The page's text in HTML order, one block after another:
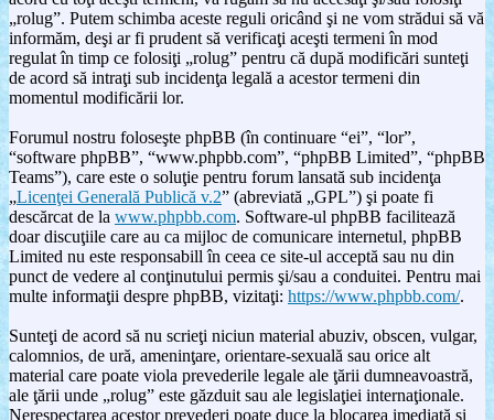
„rolug”. Putem schimba aceste reguli oricând şi ne vom strădui să vă
informăm, deşi ar fi prudent să verificaţi aceşti termeni în mod
regulat în timp ce folosiţi „rolug” pentru că după modificări sunteţi
de acord să intraţi sub incidenţa legală a acestor termeni din
momentul modificării lor.
Forumul nostru foloseşte phpBB (în continuare “ei”, “lor”,
“software phpBB”, “www.phpbb.com”, “phpBB Limited”, “phpBB
Teams”), care este o soluţie pentru forum lansată sub incidenţa
„Licenţei Generală Publică v.2” (abreviată „GPL”) şi poate fi
descărcat de la www.phpbb.com. Software-ul phpBB facilitează
doar discuţiile care au ca mijloc de comunicare internetul, phpBB
Limited nu este responsabill în ceea ce site-ul acceptă sau nu din
punct de vedere al conţinutului permis şi/sau a conduitei. Pentru mai
multe informaţii despre phpBB, vizitaţi: https://www.phpbb.com/.
Sunteţi de acord să nu scrieţi niciun material abuziv, obscen, vulgar,
calomnios, de ură, ameninţare, orientare-sexuală sau orice alt
material care poate viola prevederile legale ale ţării dumneavoastră,
ale ţării unde „rolug” este găzduit sau ale legislaţiei internaţionale.
Nerespectarea acestor prevederi poate duce la blocarea imediată şi